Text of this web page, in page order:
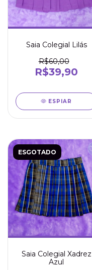
Saia Colegial Lilás
R$60,00
R$39,90
ESPIAR
ESGOTADO
Saia Colegial Xadrez
Azul